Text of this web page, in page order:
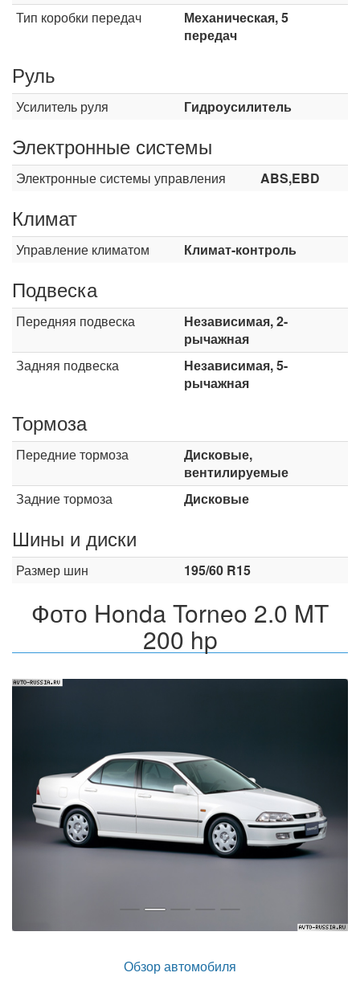
Тип коробки передач
Механическая, 5
передач
Руль
Усилитель руля Гидроусилитель
Электронные системы
Электронные системы управления ABS,EBD
Климат
Управление климатом Климат-контроль
Подвеска
Передняя подвеска
Независимая, 2-
рычажная
Задняя подвеска
Независимая, 5-
рычажная
Тормоза
Передние тормоза
Дисковые,
вентилируемые
Задние тормоза
Дисковые
Шины и диски
Размер шин 195/60 R15
Фото Honda Torneo 2.0 MT
200 hp
Назад
Обзор автомобиля